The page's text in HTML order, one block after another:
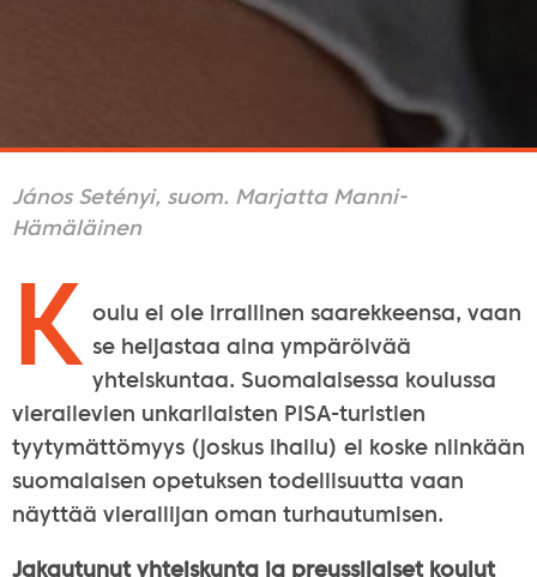
János Setényi, suom. Marjatta Manni-
Hämäläinen
K oulu ei ole irrallinen saarekkeensa, vaan
se heijastaa aina ympäröivää
yhteiskuntaa. Suomalaisessa koulussa
vierailevien unkarilaisten PISA-turistien
tyytymättömyys (joskus ihailu) ei koske niinkään
suomalaisen opetuksen todellisuutta vaan
näyttää vierailijan oman turhautumisen.
Jakautunut yhteiskunta ja preussilaiset koulut